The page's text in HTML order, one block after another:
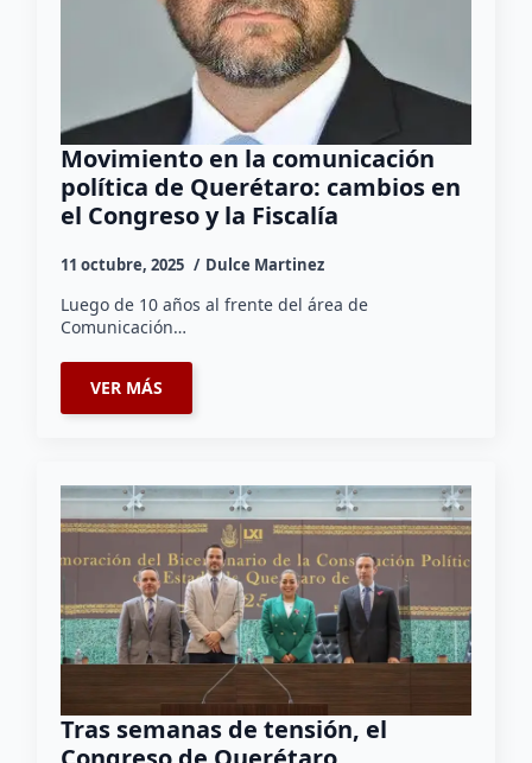
Movimiento en la comunicación
política de Querétaro: cambios en
el Congreso y la Fiscalía
11 octubre, 2025 Dulce Martinez
Luego de 10 años al frente del área de
Comunicación…
VER MÁS
Tras semanas de tensión, el